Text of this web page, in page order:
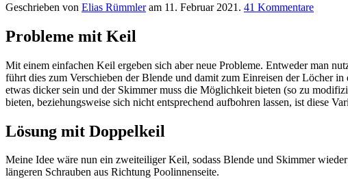
Geschrieben von Elias Rümmleram 11. Februar 2021 . 41 Kommentare
Probleme mit Keil
Mit einem einfachen Keil ergeben sich aber neue Probleme. Entweder man
führt dies zum Verschieben der Blende und damit zum Einreisen der Löcher
etwas dicker sein und der Skimmer muss die Möglichkeit bieten (so zu
bieten, beziehungsweise sich nicht entsprechend aufbohren lassen, ist diese
Lösung mit Doppelkeil
Meine Idee wäre nun ein zweiteiliger Keil, sodass Blende und Skimmer
längeren Schrauben aus Richtung Poolinnenseite.